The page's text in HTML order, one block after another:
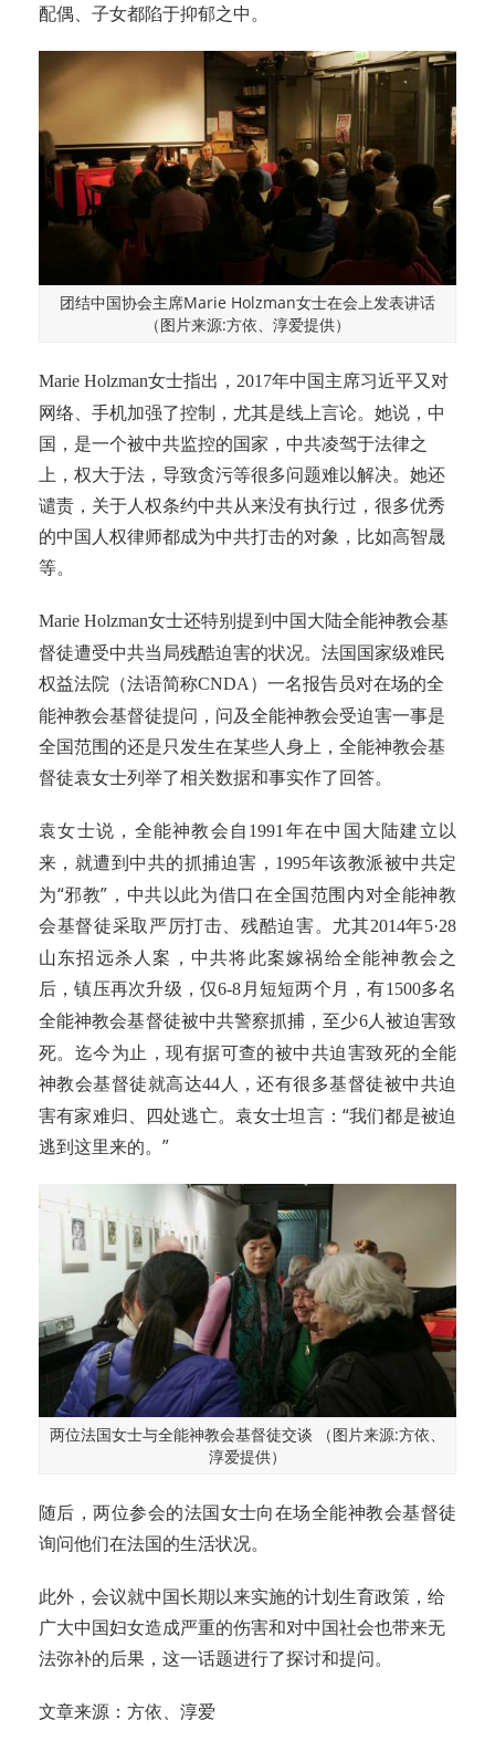
配偶、子女都陷于抑郁之中。
团结中国协会主席Marie Holzman女士在会上发表讲话
（图片来源:方依、淳爱提供）
Marie Holzman女士指出， 2017年中国主席习近平又对
网络、手机加强了控制，尤其是线上言论。她说，中
国，是一个被中共监控的国家，中共凌驾于法律之
上，权大于法，导致贪污等很多问题难以解决。她还
谴责，关于人权条约中共从来没有执行过，很多优秀
的中国人权律师都成为中共打击的对象，比如高智晟
等。
Marie Holzman女士还特别提到中国大陆全能神教会基
督徒遭受中共当局残酷迫害的状况。法国国家级难民
权益法院（法语简称CNDA ）一名报告员对在场的全
能神教会基督徒提问，问及全能神教会受迫害一事是
全国范围的还是只发生在某些人身上，全能神教会基
督徒袁女士列举了相关数据和事实作了回答。
袁女士说，全能神教会自 1991 年在中国大陆建立以
来，就遭到中共的抓捕迫害， 1995年该教派被中共定
为“邪教”，中共以此为借口在全国范围内对全能神教
会基督徒采取严厉打击、残酷迫害。尤其2014年5·28
山东招远杀人案，中共将此案嫁祸给全能神教会之
后，镇压再次升级，仅6-8月短短两个月，有1500多名
全能神教会基督徒被中共警察抓捕，至少6人被迫害致
死。迄今为止，现有据可查的被中共迫害致死的全能
神教会基督徒就高达44人，还有很多基督徒被中共迫
害有家难归、四处逃亡。袁女士坦言：“我们都是被迫
逃到这里来的。”
两位法国女士与全能神教会基督徒交谈 （图片来源:方依、
淳爱提供）
随后，两位参会的法国女士向在场全能神教会基督徒
询问他们在法国的生活状况。
此外，会议就中国长期以来实施的计划生育政策，给
广大中国妇女造成严重的伤害和对中国社会也带来无
法弥补的后果，这一话题进行了探讨和提问。
文章来源：方依、淳爱